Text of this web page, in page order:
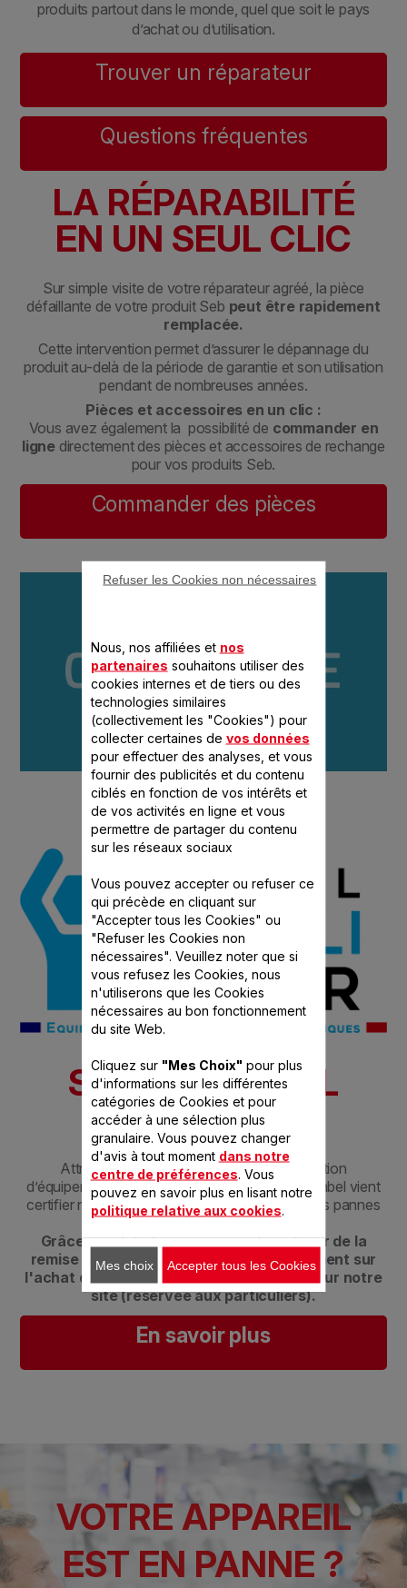
produits partout dans le monde, quel que soit le pays
d’achat ou d’utilisation.
Trouver un réparateur
Questions fréquentes
LA RÉPARABILITÉ
EN UN SEUL CLIC
Sur simple visite de votre réparateur agréé, la pièce
défaillante de votre produit Seb peut être rapidement
remplacée.
Cette intervention permet d’assurer le dépannage du
produit au-delà de la période de garantie et son utilisation
pendant de nombreuses années.
Pièces et accessoires en un clic :
Vous avez également la possibilité de commander en
ligne directement des pièces et accessoires de rechange
pour vos produits Seb.
Commander des pièces
SEB A LE LABEL
QUALIRÉPAR
Attribué à des professionnels de la réparation
d’équipements électriques et électroniques, le label vient
certifier notre savoir-faire pour diagnostiquer les pannes
et réparer les produits concernés.​
Grâce à ce label, vous pouvez bénéficier de la
remise liée au Bonus Réparation directement sur
l'achat d'un forfait de réparation éligible sur notre
site (réservée aux particuliers).​
En savoir plus
VOTRE APPAREIL
EST EN PANNE ?
Nous, nos affiliées et nos
partenaires souhaitons utiliser des
cookies internes et de tiers ou des
technologies similaires
(collectivement les "Cookies") pour
collecter certaines de vos données
pour effectuer des analyses, et vous
fournir des publicités et du contenu
ciblés en fonction de vos intérêts et
de vos activités en ligne et vous
permettre de partager du contenu
sur les réseaux sociaux
Vous pouvez accepter ou refuser ce
qui précède en cliquant sur
"Accepter tous les Cookies" ou
"Refuser les Cookies non
nécessaires". Veuillez noter que si
vous refusez les Cookies, nous
n'utiliserons que les Cookies
nécessaires au bon fonctionnement
du site Web.
Cliquez sur "Mes Choix" pour plus
d'informations sur les différentes
catégories de Cookies et pour
accéder à une sélection plus
granulaire. Vous pouvez changer
d'avis à tout moment dans notre
centre de préférences. Vous
pouvez en savoir plus en lisant notre
politique relative aux cookies.
Refuser les Cookies non nécessaires
Mes choix Accepter tous les Cookies